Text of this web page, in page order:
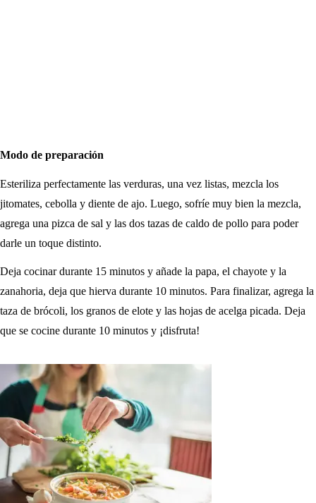
Modo de preparación
Esteriliza perfectamente las verduras, una vez listas, mezcla los
jitomates, cebolla y diente de ajo. Luego, sofríe muy bien la mezcla,
agrega una pizca de sal y las dos tazas de caldo de pollo para poder
darle un toque distinto.
Deja cocinar durante 15 minutos y añade la papa, el chayote y la
zanahoria, deja que hierva durante 10 minutos. Para finalizar, agrega la
taza de brócoli, los granos de elote y las hojas de acelga picada. Deja
que se cocine durante 10 minutos y ¡disfruta!